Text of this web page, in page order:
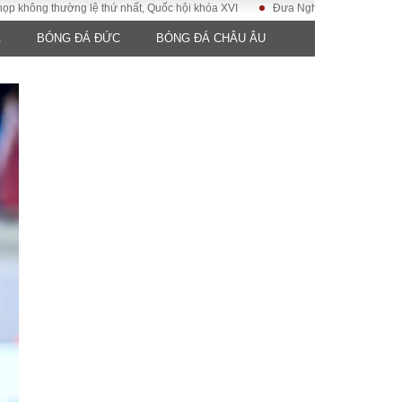
– Đô thị
ĐỜI SỐNG
lệ thứ nhất, Quốc hội khóa XVI Đưa Nghị quyết Đại hội Đảng XIV vào
BÓNG ĐÁ ĐỨC BÓNG ĐÁ CHÂU ÂU